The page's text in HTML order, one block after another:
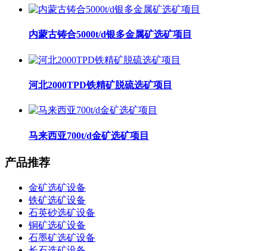
内蒙古铸合5000t/d银多金属矿选矿项目
河北2000TPD铁精矿脱硫选矿项目
马来西亚700t/d金矿选矿项目
产品推荐
金矿选矿设备
铁矿选矿设备
石英砂选矿设备
铜矿选矿设备
石墨矿选矿设备